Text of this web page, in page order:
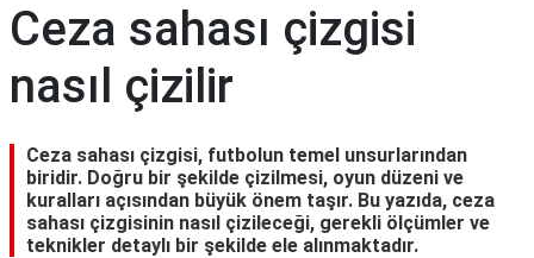
Ceza sahası çizgisi
nasıl çizilir
Ceza sahası çizgisi, futbolun temel unsurlarından
biridir. Doğru bir şekilde çizilmesi, oyun düzeni ve
kuralları açısından büyük önem taşır. Bu yazıda, ceza
sahası çizgisinin nasıl çizileceği, gerekli ölçümler ve
teknikler detaylı bir şekilde ele alınmaktadır.